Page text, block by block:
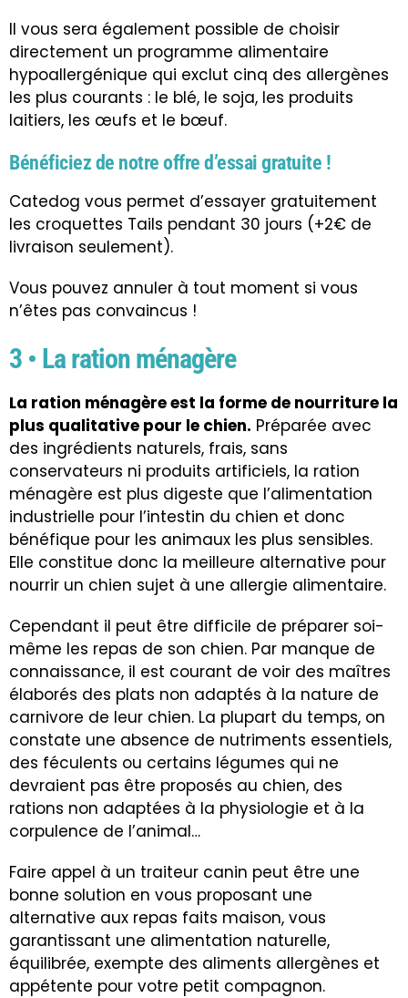
Il vous sera également possible de choisir
directement un programme alimentaire
hypoallergénique qui exclut cinq des allergènes
les plus courants : le blé, le soja, les produits
laitiers, les œufs et le bœuf.
Bénéficiez de notre offre d’essai gratuite !
Catedog vous permet d’essayer gratuitement
les croquettes Tails pendant 30 jours (+2€ de
livraison seulement).
Vous pouvez annuler à tout moment si vous
n’êtes pas convaincus !
3 • La ration ménagère
La ration ménagère est la forme de nourriture la
plus qualitative pour le chien. Préparée avec
des ingrédients naturels, frais, sans
conservateurs ni produits artificiels, la ration
ménagère est plus digeste que l’alimentation
industrielle pour l’intestin du chien et donc
bénéfique pour les animaux les plus sensibles.
Elle constitue donc la meilleure alternative pour
nourrir un chien sujet à une allergie alimentaire.
Cependant il peut être difficile de préparer soi-
même les repas de son chien. Par manque de
connaissance, il est courant de voir des maîtres
élaborés des plats non adaptés à la nature de
carnivore de leur chien. La plupart du temps, on
constate une absence de nutriments essentiels,
des féculents ou certains légumes qui ne
devraient pas être proposés au chien, des
rations non adaptées à la physiologie et à la
corpulence de l’animal…
Faire appel à un traiteur canin peut être une
bonne solution en vous proposant une
alternative aux repas faits maison, vous
garantissant une alimentation naturelle,
équilibrée, exempte des aliments allergènes et
appétente pour votre petit compagnon.